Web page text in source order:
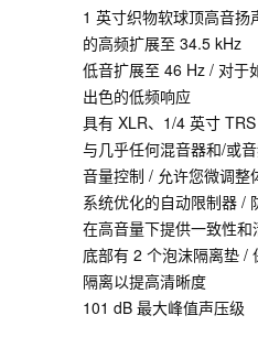
1 英寸织物软球顶高音
的高频扩展至 34.5 kHz
低音扩展至 46 Hz / 对于
出色的低频响应
具有 XLR、1/4 英寸
与几乎任何混音器和/或
音量控制 / 允许您微调整
系统优化的自动限制器 /
在高音量下提供一致性和
底部有 2 个泡沫隔离垫 /
隔离以提高清晰度
101 dB 最大峰值声压级